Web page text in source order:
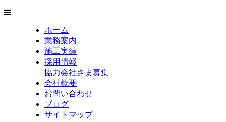
ホーム
業務案内
施工実績
採用情報
協力会社さま募集
会社概要
お問い合わせ
ブログ
サイトマップ